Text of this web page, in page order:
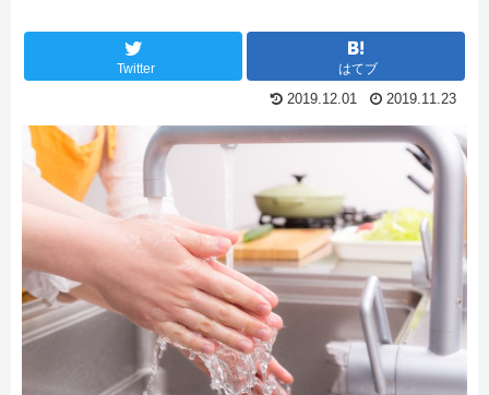
Twitter はてブ
2019.12.01 2019.11.23